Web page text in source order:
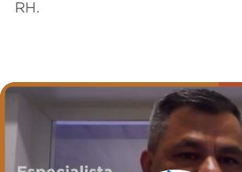
RH.